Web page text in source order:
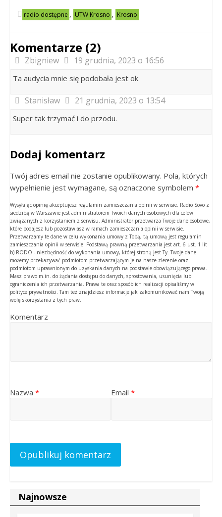
radio dostępne , UTW Krosno , Krosno
Komentarze (2)
Zbigniew 19 grudnia, 2023 o 16:56
Ta audycia mnie się podobała jest ok
Stanisław 21 grudnia, 2023 o 13:54
Super tak trzymać i do przodu.
Dodaj komentarz
Twój adres email nie zostanie opublikowany. Pola, których
wypełnienie jest wymagane, są oznaczone symbolem *
Wysyłając opinię akceptujesz regulamin zamieszczania opinii w serwisie. Radio Sovo z
siedzibą w Warszawie jest administratorem Twoich danych osobowych dla celów
związanych z korzystaniem z serwisu. Administrator przetwarza Twoje dane osobowe,
które podajesz lub pozostawiasz w ramach zamieszczania opinii w serwisie.
Przetwarzamy te dane w celu wykonania umowy z Tobą, tą umową jest regulamin
zamieszczania opinii w serwisie. Podstawą prawną przetwarzania jest art. 6 ust. 1 lit
b) RODO - niezbędność do wykonania umowy, której stroną jest Ty. Twoje dane
możemy przekazywać podmiotom przetwarzającym je na nasze zlecenie oraz
podmiotom uprawnionym do uzyskania danych na podstawie obowiązującego prawa.
Masz prawo m.in. do żądania dostępu do danych, sprostowania, usunięcia lub
ograniczenia ich przetwarzania. Prawa te oraz sposób ich realizacji opisaliśmy w
polityce prywatności. Tam też znajdziesz informacje jak zakomunikować nam Twoją
wolę skorzystania z tych praw.
Komentarz
Nazwa * Email *
Najnowsze